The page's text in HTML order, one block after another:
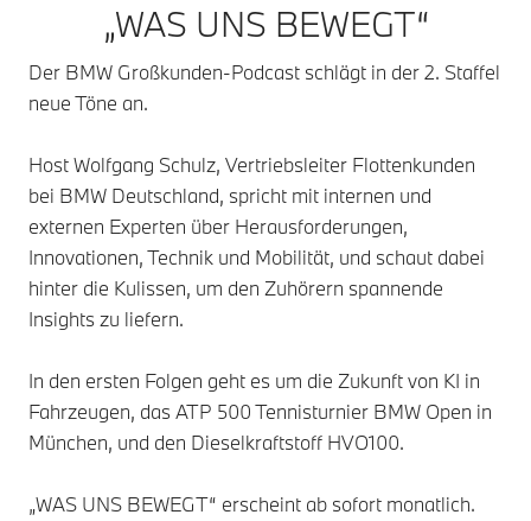
„WAS UNS BEWEGT“
Der BMW Großkunden-Podcast schlägt in der 2. Staffel
neue Töne an.
Host Wolfgang Schulz, Vertriebsleiter Flottenkunden
bei BMW Deutschland, spricht mit internen und
externen Experten über Herausforderungen,
Innovationen, Technik und Mobilität, und schaut dabei
hinter die Kulissen, um den Zuhörern spannende
Insights zu liefern.
In den ersten Folgen geht es um die Zukunft von KI in
Fahrzeugen, das ATP 500 Tennisturnier BMW Open in
München, und den Dieselkraftstoff HVO100.
„WAS UNS BEWEGT“ erscheint ab sofort monatlich.